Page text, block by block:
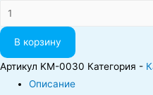
Количество
В корзину
Артикул KM-0030 Категория -
Описание